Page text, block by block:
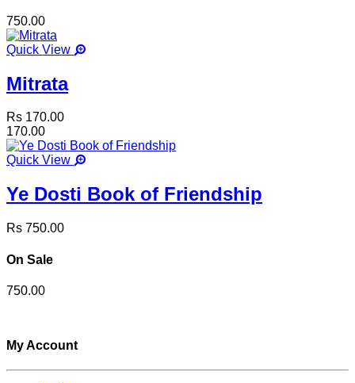
750.00
Quick View
Mitrata
Rs 170.00
170.00
Quick View
Ye Dosti Book of Friendship
Rs 750.00
On Sale
750.00
My Account